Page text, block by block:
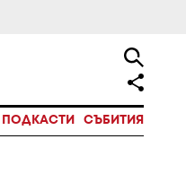
ПОДКАСТИ СЪБИТИЯ